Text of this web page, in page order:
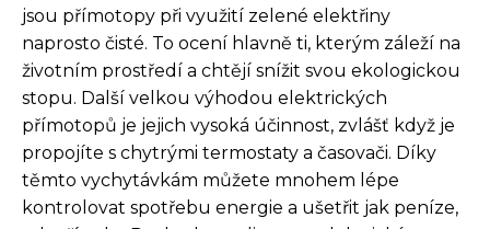
jsou přímotopy při využití zelené elektřiny
naprosto čisté. To ocení hlavně ti, kterým záleží na
životním prostředí a chtějí snížit svou ekologickou
stopu. Další velkou výhodou elektrických
přímotopů je jejich vysoká účinnost, zvlášť když je
propojíte s chytrými termostaty a časovači. Díky
těmto vychytávkám můžete mnohem lépe
kontrolovat spotřebu energie a ušetřit jak peníze,